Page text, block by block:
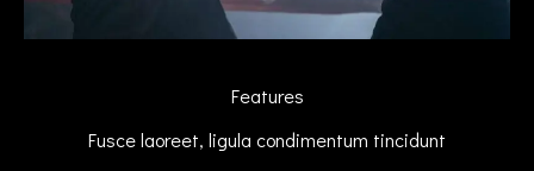
Features
Fusce laoreet, ligula condimentum tincidunt